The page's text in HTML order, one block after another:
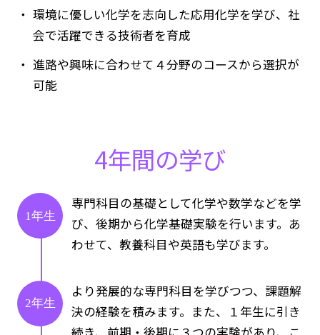
環境に優しい化学を志向した応用化学を学び、社
会で活躍できる技術者を育成
進路や興味に合わせて４分野のコースから選択が
可能
4年間の学び
1年生
専門科目の基礎として化学や数学などを学
び、後期から化学基礎実験を行います。あ
わせて、教養科目や英語も学びます。
2年生
より発展的な専門科目を学びつつ、課題解
決の経験を積みます。また、１年生に引き